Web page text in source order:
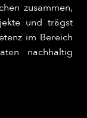
zusammen,
und trägst
im Bereich
nachhaltig